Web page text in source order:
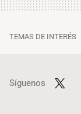
TEMAS DE INTERÉS
Síguenos